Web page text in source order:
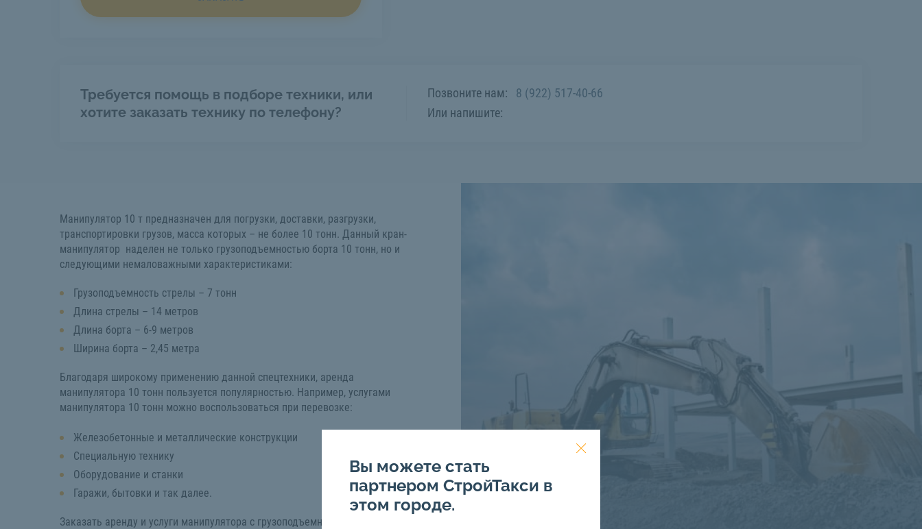
Требуется помощь в подборе техники, или
хотите заказать технику по телефону?
Позвоните нам:
8 (922) 517-40-66
Или напишите:
Манипулятор 10 т предназначен для погрузки, доставки, разгрузки,
транспортировки грузов, масса которых – не более 10 тонн. Данный кран-
манипулятор наделен не только грузоподъемностью борта 10 тонн, но и
следующими немаловажными характеристиками:
Грузоподъемность стрелы – 7 тонн
Длина стрелы – 14 метров
Длина борта – 6-9 метров
Ширина борта – 2,45 метра
Благодаря широкому применению данной спецтехники, аренда
манипулятора 10 тонн пользуется популярностью. Например, услугами
манипулятора 10 тонн можно воспользоваться при перевозке:
Железобетонные и металлические конструкции
Специальную технику
Оборудование и станки
Гаражи, бытовки и так далее.
Заказать аренду и услуги манипулятора с грузоподъемностью 10 тонн в
Вы можете стать
партнером СтройТакси в
этом городе.